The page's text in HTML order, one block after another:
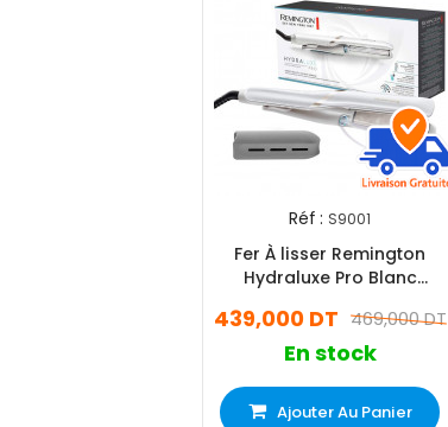
Réf : S9001
Fer À lisser Remington
Hydraluxe Pro Blanc
469,000 DT
439,000 DT
En stock
Ajouter Au Panier